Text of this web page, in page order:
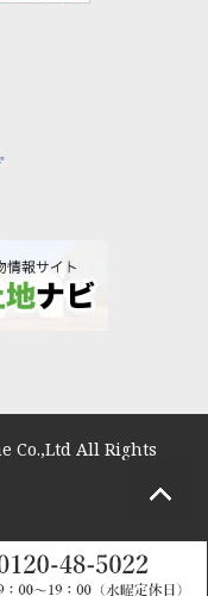
Co.,Ltd All Rights